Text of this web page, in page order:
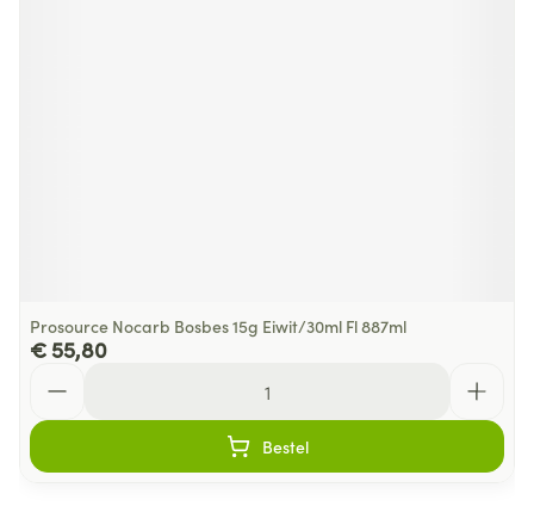
Prosource Nocarb Bosbes 15g Eiwit/30ml Fl 887ml
€ 55,80
Bestel